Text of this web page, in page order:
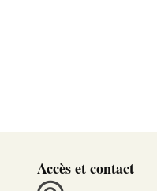
Accès et contact